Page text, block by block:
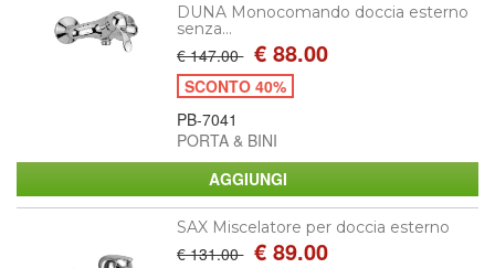
DUNA Monocomando doccia esterno
senza...
€ 147.00 € 88.00
SCONTO 40%
PB-7041
PORTA & BINI
SAX Miscelatore per doccia esterno
€ 131.00 € 89.00